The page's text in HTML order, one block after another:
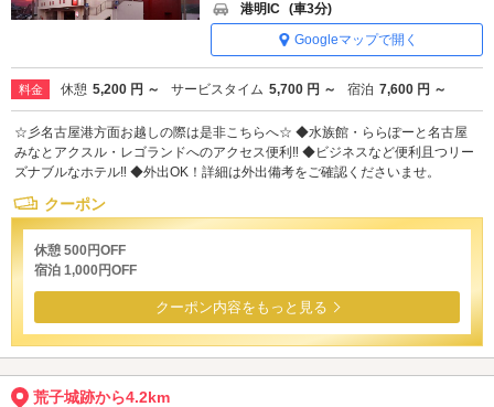
港明IC (車3分)
Googleマップで開く
料金 休憩 5,200 円 ～ サービスタイム 5,700 円 ～ 宿泊 7,600 円 ～
☆彡名古屋港方面お越しの際は是非こちらへ☆ ◆水族館・ららぽーと名古屋
みなとアクスル・レゴランドへのアクセス便利‼ ◆ビジネスなど便利且つリー
ズナブルなホテル‼ ◆外出OK！詳細は外出備考をご確認くださいませ。
クーポン
休憩 500円OFF
宿泊 1,000円OFF
クーポン内容をもっと見る
荒子城跡から4.2km